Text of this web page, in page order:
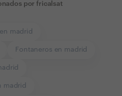
por fricalsat
madrid
Fontaneros en madrid
madrid